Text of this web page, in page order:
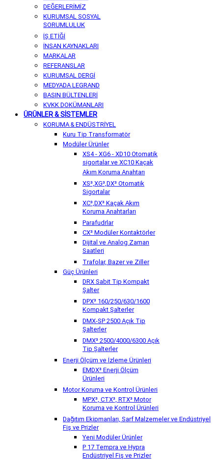
DEĞERLERİMİZ
KURUMSAL SOSYAL
SORUMLULUK
İŞ ETİĞİ
İNSAN KAYNAKLARI
MARKALAR
REFERANSLAR
KURUMSAL DERGİ
MEDYADA LEGRAND
BASIN BÜLTENLERİ
KVKK DOKÜMANLARI
ÜRÜNLER & SİSTEMLER
KORUMA & ENDÜSTRİYEL
Kuru Tip Transformatör
Modüler Ürünler
XS4 - XG6 - XD10 Otomatik
sigortalar ve XC10 Kaçak
Akım Koruma Anahtarı
XS³,XG³,DX³ Otomatik
Sigortalar
XC³,DX³ Kaçak Akım
Koruma Anahtarları
Parafudrlar
CX³ Modüler Kontaktörler
Dijital ve Analog Zaman
Saatleri
Trafolar, Bazer ve Ziller
Güç Ürünleri
DRX Sabit Tip Kompakt
Şalter
DPX³ 160/250/630/1600
Kompakt Şalterler
DMX-SP 2500 Açık Tip
Şalterler
DMX³ 2500/4000/6300 Açık
Tip Şalterler
Enerji Ölçüm ve İzleme Ürünleri
EMDX³ Enerji Ölçüm
Ürünleri
Motor Koruma ve Kontrol Ürünleri
MPX³, CTX³, RTX³ Motor
Koruma ve Kontrol Ürünleri
Dağıtım Ekipmanları, Sarf Malzemeler ve Endüstriyel
Fiş ve Prizler
Yeni Modüler Ürünler
P 17 Tempra ve Hypra
Endüstriyel Fiş ve Prizler